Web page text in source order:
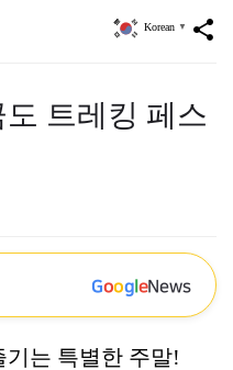
share
Korean ▼
트레킹 페스
GoogleNews
는 특별한 주말!